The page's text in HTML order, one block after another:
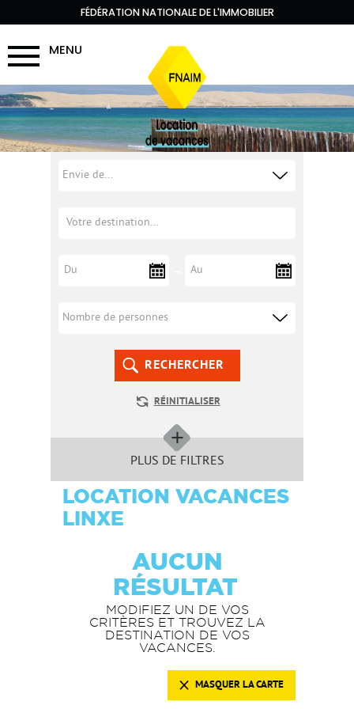
FÉDÉRATION NATIONALE DE L'IMMOBILIER
MENU
RECHERCHER
RÉINITIALISER
PLUS DE FILTRES
LOCATION VACANCES
LINXE
AUCUN
RÉSULTAT
MODIFIEZ UN DE VOS
CRITÈRES ET TROUVEZ LA
DESTINATION DE VOS
VACANCES.
MASQUER LA CARTE